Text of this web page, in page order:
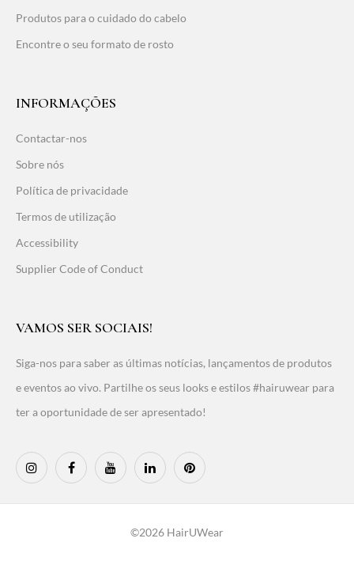
Produtos para o cuidado do cabelo
Encontre o seu formato de rosto
INFORMAÇÕES
Contactar-nos
Sobre nós
Política de privacidade
Termos de utilização
Accessibility
Supplier Code of Conduct
VAMOS SER SOCIAIS!
Siga-nos para saber as últimas notícias, lançamentos de produtos
e eventos ao vivo. Partilhe os seus looks e estilos #hairuwear para
ter a oportunidade de ser apresentado!
©2026 HairUWear